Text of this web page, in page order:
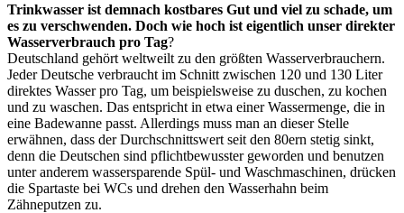
Trinkwasser ist demnach kostbares Gut und viel zu schade, um
es zu verschwenden. Doch wie hoch ist eigentlich unser direkter
Wasserverbrauch pro Tag?
Deutschland gehört weltweilt zu den größten Wasserverbrauchern.
Jeder Deutsche verbraucht im Schnitt zwischen 120 und 130 Liter
direktes Wasser pro Tag, um beispielsweise zu duschen, zu kochen
und zu waschen. Das entspricht in etwa einer Wassermenge, die in
eine Badewanne passt. Allerdings muss man an dieser Stelle
erwähnen, dass der Durchschnittswert seit den 80ern stetig sinkt,
denn die Deutschen sind pflichtbewusster geworden und benutzen
unter anderem wassersparende Spül- und Waschmaschinen, drücken
die Spartaste bei WCs und drehen den Wasserhahn beim
Zähneputzen zu.